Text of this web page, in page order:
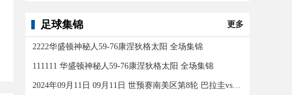
足球集锦 更多
2222华盛顿神秘人59-76康涅狄格太阳 全场集锦
111111 华盛顿神秘人59-76康涅狄格太阳 全场集锦
2024年09月11日 09月11日 世预赛南美区第8轮 巴拉圭vs巴西 进球